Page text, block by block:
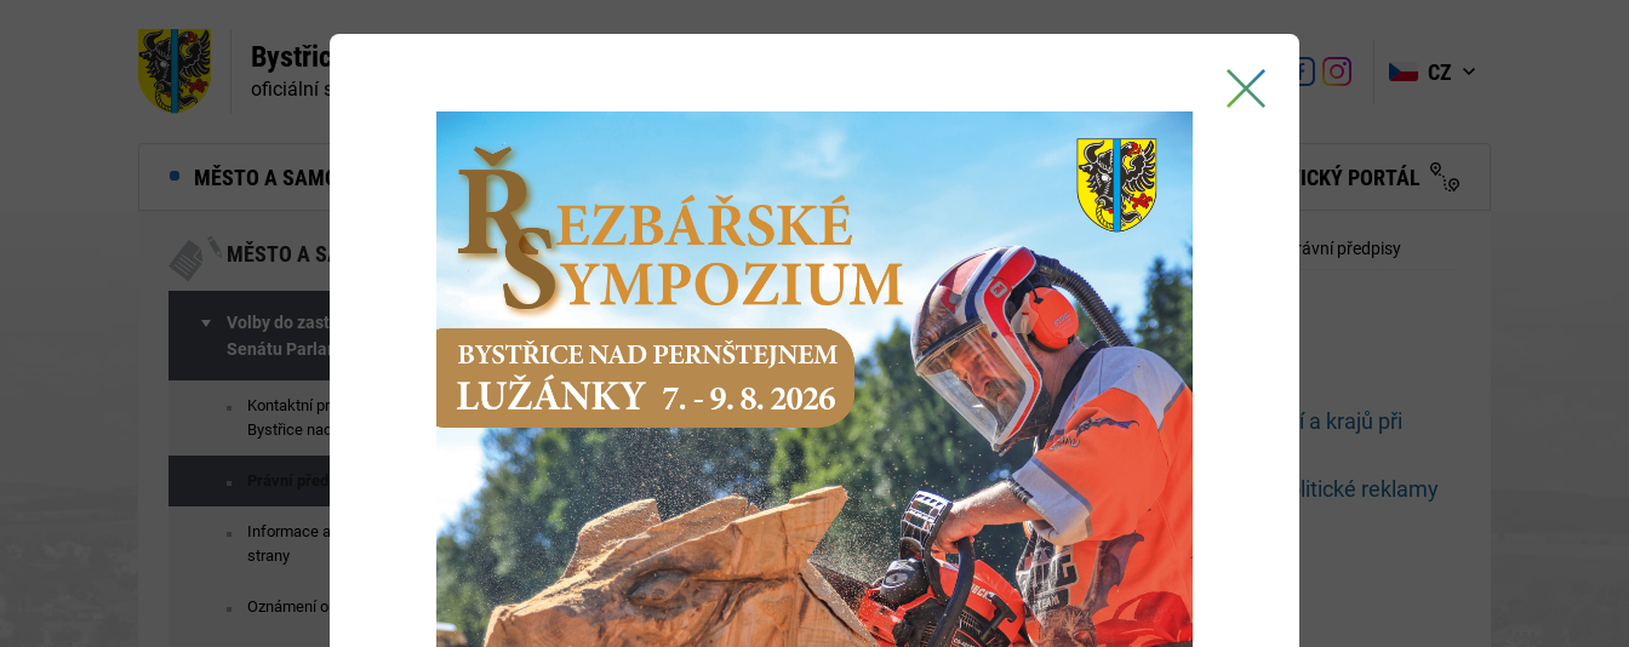
MĚSTO A SAMOSPRÁVA MĚSTSKÝ ÚŘAD PODNIKÁNÍ SERVIS OBČANŮM TURISTICKÝ PORTÁL
Bystřice nad Pernštejnem
oficiální stránky města
Turistické
informační
LinkLinkLink
CZ
MĚSTO A SAMOSPRÁVA
Volby do zastupitelstev obcí a
Senátu Parlamentu ČR 2026
Kontaktní pracovníci MěÚ
Bystřice nad Pernštejnem
Informace a vzory pro volební
strany
Oznámení o transparentnosti
Domů Město a samospráva Volby do zastupitelstev obcí a Senátu Parlamentu ČR 2026 Právní předpisy
PRÁVNÍ PŘEDPISY
01. zákon č. 491-2001 Sb. o volbách do zastupitelstev obcí
02. vyhláška 353-2025 Sb. o provedení zákona o správě voleb
03. Směrnice Ministerstva financí č.j. MF-62 970_2013_12-1204 o postupu obcí a krajů při
financování voleb
04. zákon 234-2025 Sb. o volebních kampaních a o transparentnosti a cílení politické reklamy
05. Zákon 88-2024 Sb. Zákon o správě voleb